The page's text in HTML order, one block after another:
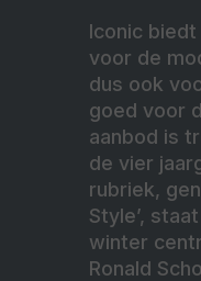
Iconic
voor de
dus ook
goed voor
aanbod is
de vier
rubriek,
Style’,
winter
Ronald